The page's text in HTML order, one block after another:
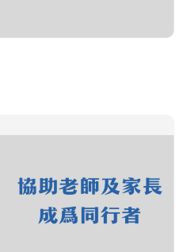
化及互助安全網。
長成爲同行者
需要，學習面對世代之間的
年的同行者及引導者。